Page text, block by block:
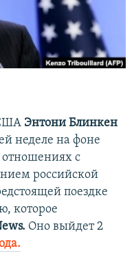
Энтони Блинкен
неделе на фоне
отношениях с
российской
поездке
которое
Оно выйдет 2